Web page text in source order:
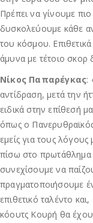
Πρέπει να γίνουμε
δυσκολεύουμε κάθε
του κόσμου.
άμυνα με τέτοιο
Νίκος Παπαρέγκας:
αντίδραση, μετά την
ειδικά στην επίθεσή
όπως ο
εμείς για τους λόγους
πίσω στο πρωτάθλημα
συνεχίσουμε να
πραγματοποιήσουμε
επιθετικό ταλέντο
κόουτς Κουρή θα